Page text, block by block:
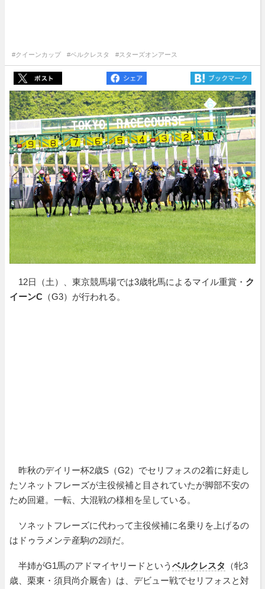
#クイーンカップ #ベルクレスタ #スターズオンアース
12日（土）、東京競馬場では3歳牝馬によるマイル重賞・ ク
イーンC （G3）が行われる。
昨秋のデイリー杯2歳S（G2）でセリフォスの2着に好走し
たソネットフレーズが主役候補と目されていたが脚部不安の
ため回避。一転、大混戦の様相を呈している。
ソネットフレーズに代わって主役候補に名乗りを上げるの
はドゥラメンテ産駒の2頭だ。
半姉がG1馬のアドマイヤリードという ベルクレスタ
（牝3
歳、栗東・須貝尚介厩舎）は、デビュー戦でセリフォスと対